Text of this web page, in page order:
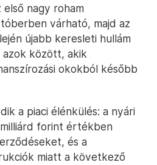
nagy roham
várható, majd az
újabb keresleti hullám
azok között, akik
okokból később
a piaci élénkülés: a nyári
forint értékben
és a
miatt a következő